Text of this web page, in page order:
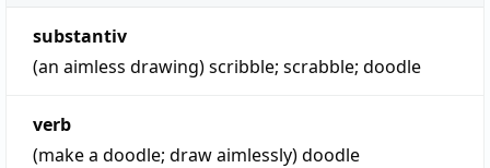
substantiv
(an aimless drawing)scribble; scrabble; doodle
verb
(make a doodle; draw aimlessly)doodle